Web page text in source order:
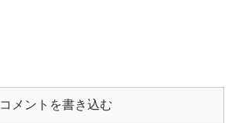
コメントを書き込む